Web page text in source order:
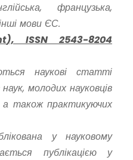
французька,
мови ЄС.
), ISSN 2543-8204
наукові статті
молодих науковців
а також практикуючих
у науковому
публікацією у